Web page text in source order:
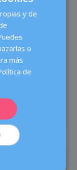
las
de lasalud
SPANISH
y de
o
más
de